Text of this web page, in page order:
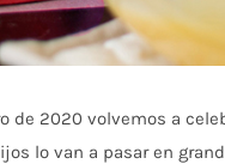
de 2020 volvemos a
lo van a pasar en